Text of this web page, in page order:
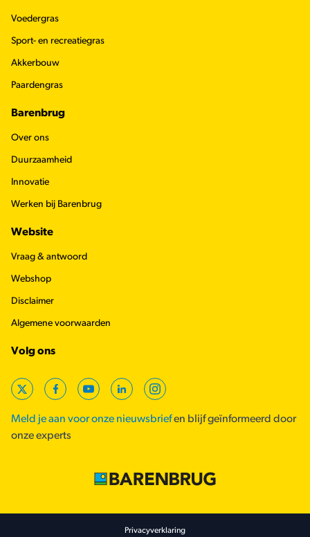
Voedergras
Sport- en recreatiegras
Akkerbouw
Paardengras
Barenbrug
Over ons
Duurzaamheid
Innovatie
Werken bij Barenbrug
Website
Vraag & antwoord
Webshop
Disclaimer
Algemene voorwaarden
Volg ons
X FacebookYouTubeLinkedInInstagram
Meld je aan voor onze nieuwsbriefen blijf geïnformeerd door
onze experts
Footer secondary
Privacyverklaring